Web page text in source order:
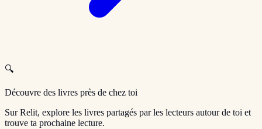
🔍
Découvre des livres près de chez toi
Sur Relit, explore les livres partagés par les lecteurs autour de toi et
trouve ta prochaine lecture.